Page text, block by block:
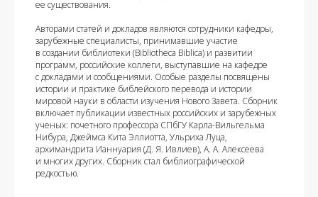
ее существования.
Авторами статей и докладов являются сотрудники кафедры,
зарубежные специалисты, принимавшие участие
в создании библиотеки (Bibliotheca Biblica) и развитии
программ, российские коллеги, выступавшие на кафедре
с докладами и сообщениями. Особые разделы посвящены
истории и практике библейского перевода и истории
мировой науки в области изучения Нового Завета. Сборник
включает публикации известных российских и зарубежных
ученых: почетного профессора СПбГУ Карла-Вильгельма
Нибура, Джеймса Кита Эллиотта, Ульриха Луца,
архимандрита Ианнуария (Д. Я. Ивлиев), А. А. Алексеева
и многих других. Сборник стал библиографической
редкостью.